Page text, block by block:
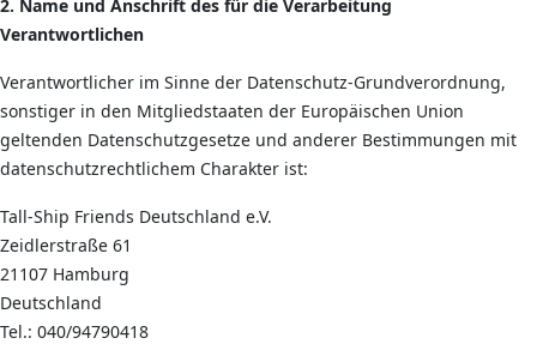
2. Name und Anschrift des für die Verarbeitung
Verantwortlichen
Verantwortlicher im Sinne der Datenschutz-Grundverordnung,
sonstiger in den Mitgliedstaaten der Europäischen Union
geltenden Datenschutzgesetze und anderer Bestimmungen mit
datenschutzrechtlichem Charakter ist:
Tall-Ship Friends Deutschland e.V.
Zeidlerstraße 61
21107 Hamburg
Deutschland
Tel.: 040/94790418